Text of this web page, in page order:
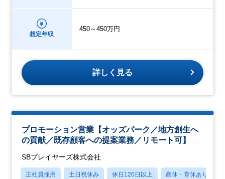
想定年収
450～450万円
詳しく見る
プロモーション営業【オッズパーク／地方創生へ
の貢献／既存顧客への提案業務／リモート可】
SBプレイヤーズ株式会社
正社員採用 土日祝休み 休日120日以上 産休・育休あり